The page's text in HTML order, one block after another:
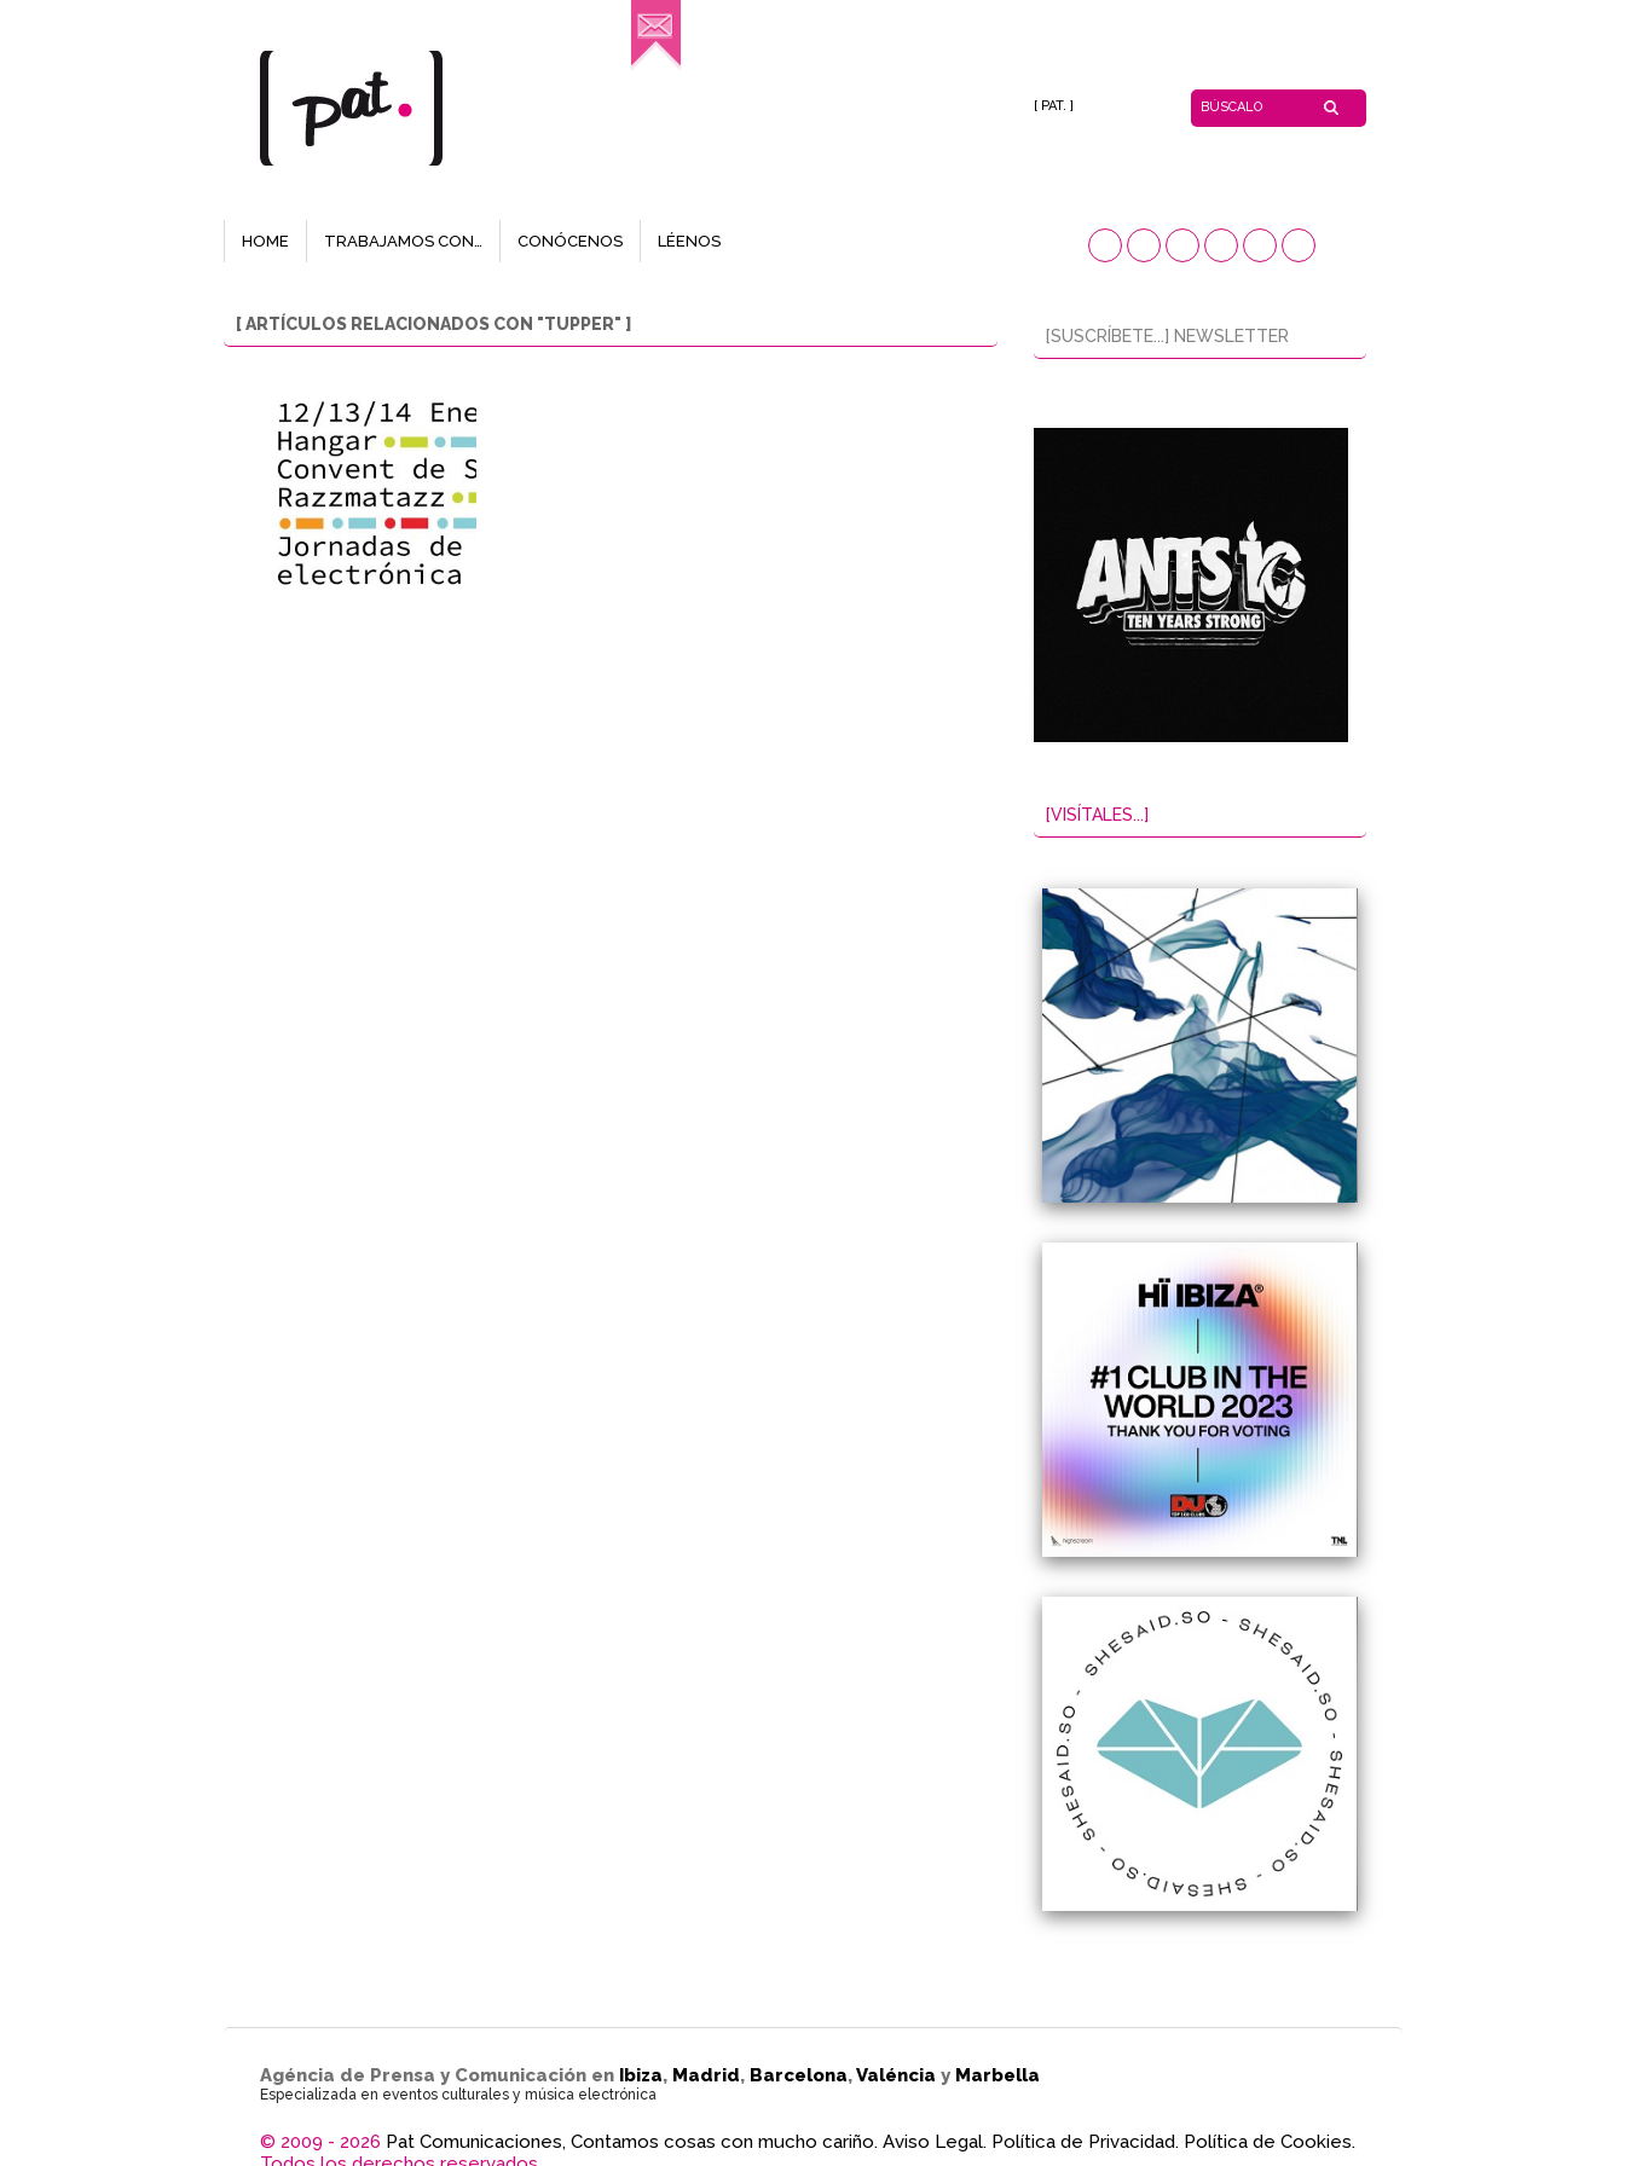
[ PAT. ]
HOME TRABAJAMOS CON… CONÓCENOS LÉENOS
[ ARTÍCULOS RELACIONADOS CON "TUPPER" ]
[SUSCRÍBETE...] NEWSLETTER
[VISÍTALES...]
Agéncia de Prensa y Comunicación en Ibiza, Madrid, Barcelona,Valéncia y Marbella
Especializada en eventos culturales y música electrónica
© 2009 - 2026 Pat Comunicaciones, Contamos cosas con mucho cariño. Aviso Legal. Política de Privacidad. Política de Cookies.